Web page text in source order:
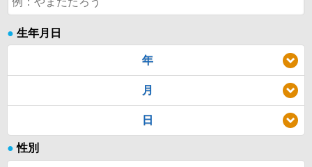
● 生年月日
年
月
日
● 性別